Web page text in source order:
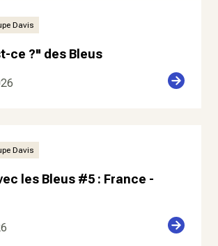
Davis
ce ?" des Bleus
Davis
les Bleus #5 : France -